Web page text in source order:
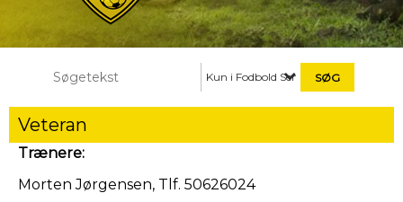
Kun i Fodbold Senior
Veteran
Trænere:
Morten Jørgensen, Tlf. 50626024